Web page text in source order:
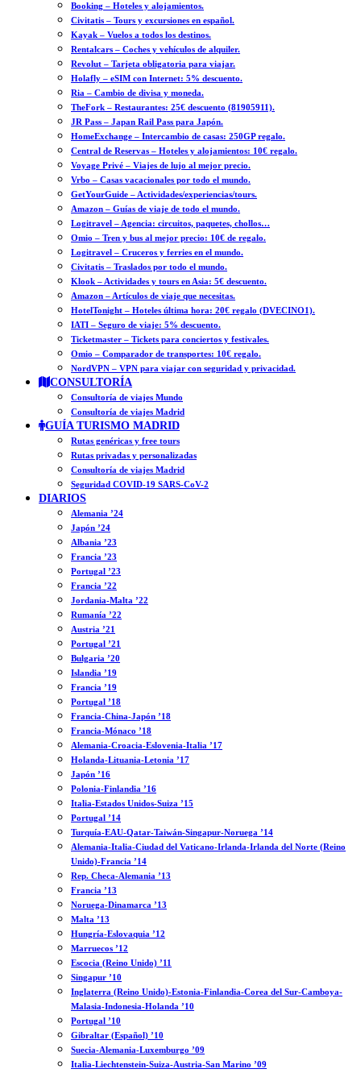
Booking – Hoteles y alojamientos.
Civitatis – Tours y excursiones en español.
Kayak – Vuelos a todos los destinos.
Rentalcars – Coches y vehículos de alquiler.
Revolut – Tarjeta obligatoria para viajar.
Holafly – eSIM con Internet: 5% descuento.
Ria – Cambio de divisa y moneda.
TheFork – Restaurantes: 25€ descuento (81905911).
JR Pass – Japan Rail Pass para Japón.
HomeExchange – Intercambio de casas: 250GP regalo.
Central de Reservas – Hoteles y alojamientos: 10€ regalo.
Voyage Privé – Viajes de lujo al mejor precio.
Vrbo – Casas vacacionales por todo el mundo.
GetYourGuide – Actividades/experiencias/tours.
Amazon – Guías de viaje de todo el mundo.
Logitravel – Agencia: circuitos, paquetes, chollos…
Omio – Tren y bus al mejor precio: 10€ de regalo.
Logitravel – Cruceros y ferries en el mundo.
Civitatis – Traslados por todo el mundo.
Klook – Actividades y tours en Asia: 5€ descuento.
Amazon – Artículos de viaje que necesitas.
HotelTonight – Hoteles última hora: 20€ regalo (DVECINO1).
IATI – Seguro de viaje: 5% descuento.
Ticketmaster – Tickets para conciertos y festivales.
Omio – Comparador de transportes: 10€ regalo.
NordVPN – VPN para viajar con seguridad y privacidad.
CONSULTORÍA
Consultoría de viajes Mundo
Consultoría de viajes Madrid
GUÍA TURISMO MADRID
Rutas genéricas y free tours
Rutas privadas y personalizadas
Consultoría de viajes Madrid
Seguridad COVID-19 SARS-CoV-2
DIARIOS
Alemania ’24
Japón ’24
Albania ’23
Francia ’23
Portugal ’23
Francia ’22
Jordania-Malta ’22
Rumanía ’22
Austria ’21
Portugal ’21
Bulgaria ’20
Islandia ’19
Francia ’19
Portugal ’18
Francia-China-Japón ’18
Francia-Mónaco ’18
Alemania-Croacia-Eslovenia-Italia ’17
Holanda-Lituania-Letonia ’17
Japón ’16
Polonia-Finlandia ’16
Italia-Estados Unidos-Suiza ’15
Portugal ’14
Turquía-EAU-Qatar-Taiwán-Singapur-Noruega ’14
Alemania-Italia-Ciudad del Vaticano-Irlanda-Irlanda del Norte (Reino
Unido)-Francia ’14
Rep. Checa-Alemania ’13
Francia ’13
Noruega-Dinamarca ’13
Malta ’13
Hungría-Eslovaquia ’12
Marruecos ’12
Escocia (Reino Unido) ’11
Singapur ’10
Inglaterra (Reino Unido)-Estonia-Finlandia-Corea del Sur-Camboya-
Malasia-Indonesia-Holanda ’10
Portugal ’10
Gibraltar (Español) ’10
Suecia-Alemania-Luxemburgo ’09
Italia-Liechtenstein-Suiza-Austria-San Marino ’09